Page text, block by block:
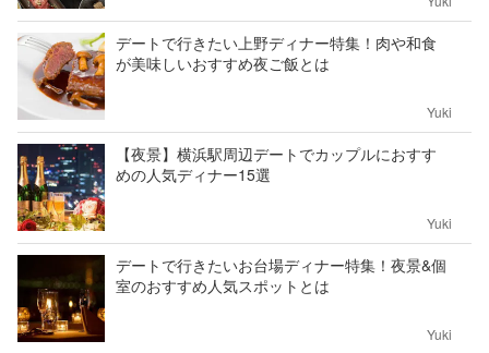
デートで行きたい上野ディナー特集！肉や和食
が美味しいおすすめ夜ご飯とは
Yuki
【夜景】横浜駅周辺デートでカップルにおすす
めの人気ディナー15選
Yuki
デートで行きたいお台場ディナー特集！夜景&個
室のおすすめ人気スポットとは
Yuki